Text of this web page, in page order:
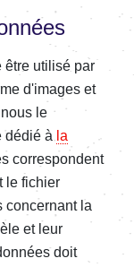
être utilisé par
d'images et
le
dédié à la
correspondent
le fichier
concernant la
et leur
doit